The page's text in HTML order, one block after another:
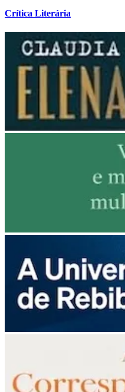
Crítica Literária